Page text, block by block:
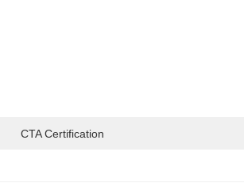
CTA Certification